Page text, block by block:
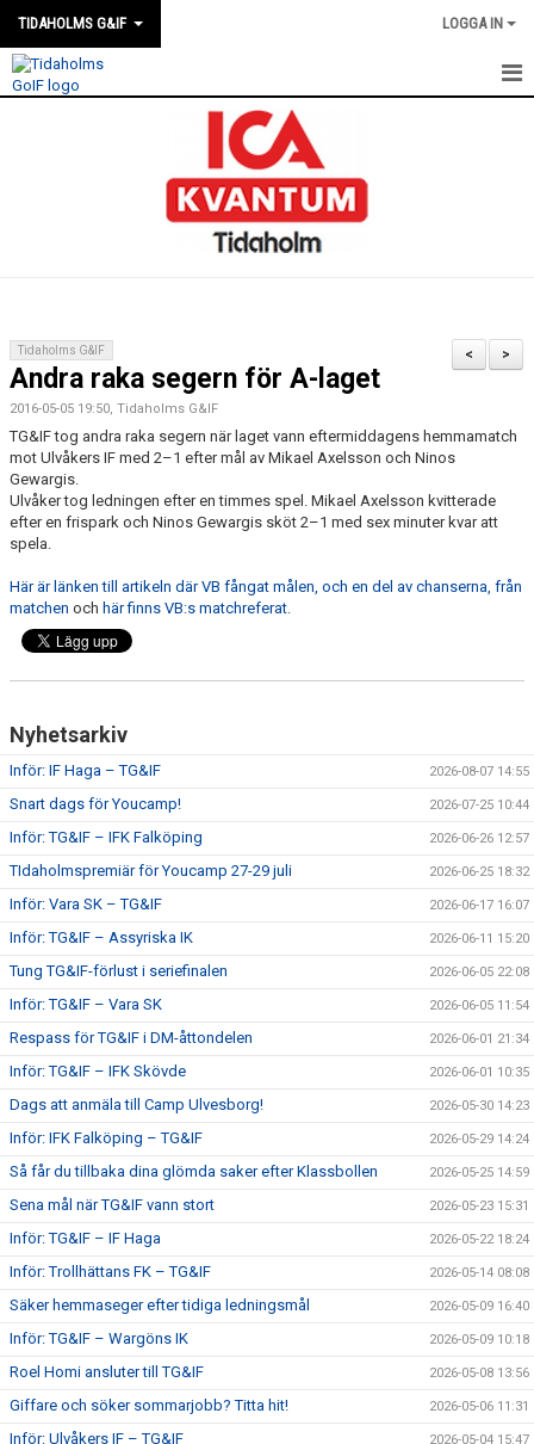
TIDAHOLMS G&IF LOGGA IN
FÖRENINGEN
SOUVENIRER
GAMLA GIFFS TORSDAGSTRÄFFAR
MATCHER
CUPER ARBETSBESKRIVNING
PLANSCHEMA
>
<
Tidaholms G&IF
Andra raka segern för A-laget
2016-05-05 19:50, Tidaholms G&IF
TG&IF tog andra raka segern när laget vann eftermiddagens hemmamatch
mot Ulvåkers IF med 2–1 efter mål av Mikael Axelsson och Ninos
Gewargis.
Ulvåker tog ledningen efter en timmes spel. Mikael Axelsson kvitterade
efter en frispark och Ninos Gewargis sköt 2–1 med sex minuter kvar att
spela.
Här är länken till artikeln där VB fångat målen, och en del av chanserna, från
matchen och här finns VB:s matchreferat.
Nyhetsarkiv
Inför: IF Haga – TG&IF 2026-08-07 14:55
Snart dags för Youcamp! 2026-07-25 10:44
Inför: TG&IF – IFK Falköping 2026-06-26 12:57
TIdaholmspremiär för Youcamp 27-29 juli 2026-06-25 18:32
Inför: Vara SK – TG&IF 2026-06-17 16:07
Inför: TG&IF – Assyriska IK 2026-06-11 15:20
Tung TG&IF-förlust i seriefinalen 2026-06-05 22:08
Inför: TG&IF – Vara SK 2026-06-05 11:54
Respass för TG&IF i DM-åttondelen 2026-06-01 21:34
Inför: TG&IF – IFK Skövde 2026-06-01 10:35
Dags att anmäla till Camp Ulvesborg! 2026-05-30 14:23
Inför: IFK Falköping – TG&IF 2026-05-29 14:24
Så får du tillbaka dina glömda saker efter Klassbollen 2026-05-25 14:59
Sena mål när TG&IF vann stort 2026-05-23 15:31
Inför: TG&IF – IF Haga 2026-05-22 18:24
Inför: Trollhättans FK – TG&IF 2026-05-14 08:08
Säker hemmaseger efter tidiga ledningsmål 2026-05-09 16:40
Inför: TG&IF – Wargöns IK 2026-05-09 10:18
Roel Homi ansluter till TG&IF 2026-05-08 13:56
Giffare och söker sommarjobb? Titta hit! 2026-05-06 11:31
Inför: Ulvåkers IF – TG&IF 2026-05-04 15:47